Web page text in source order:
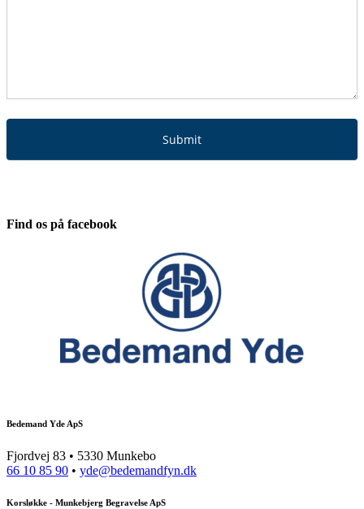
Submit
Find os på facebook
Bedemand Yde ApS
Fjordvej 83 • 5330 Munkebo
66 10 85 90 • yde@bedemandfyn.dk
Korsløkke - Munkebjerg Begravelse ApS